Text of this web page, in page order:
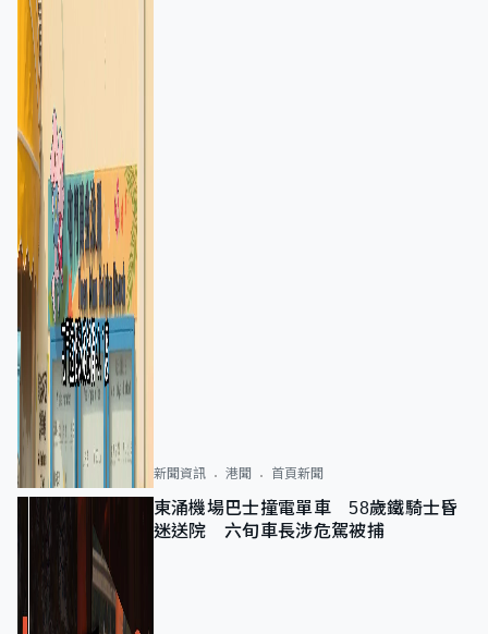
新聞資訊 港聞 首頁新聞
東涌機場巴士撞電單車 58歲鐵騎士昏
迷送院 六旬車長涉危駕被捕